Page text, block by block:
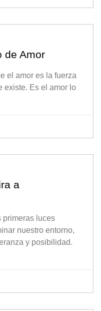
de Amor
el amor es la fuerza
existe. Es el amor lo
a
primeras luces
nuestro entorno,
y posibilidad.